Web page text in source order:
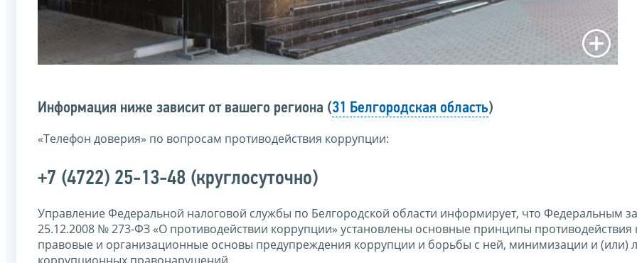
Информация ниже зависит от вашего региона (31 Белгородская область)
«Телефон доверия» по вопросам противодействия коррупции:
+7 (4722) 25-13-48 (круглосуточно)
Управление Федеральной налоговой службы по Белгородской области информирует, что Федеральным
25.12.2008 № 273-ФЗ «О противодействии коррупции» установлены основные принципы противодействия
правовые и организационные основы предупреждения коррупции и борьбы с ней, минимизации и (или)